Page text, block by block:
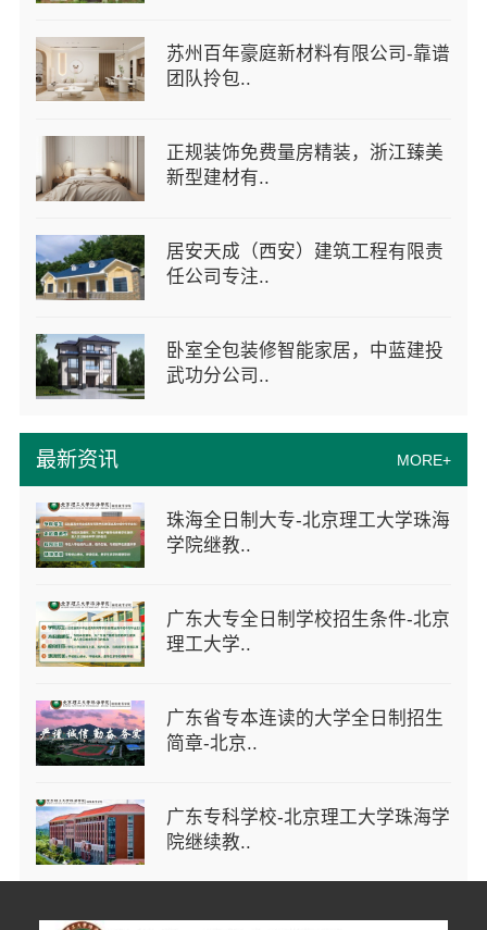
最新资讯 MORE+
珠海全日制大专-北京理工大学珠海
学院继教..
广东大专全日制学校招生条件-北京
理工大学..
广东省专本连读的大学全日制招生
简章-北京..
广东专科学校-北京理工大学珠海学
院继续教..
苏州百年豪庭新材料有限公司-靠谱
团队拎包..
正规装饰免费量房精装，浙江臻美
新型建材有..
居安天成（西安）建筑工程有限责
任公司专注..
卧室全包装修智能家居，中蓝建投
武功分公司..